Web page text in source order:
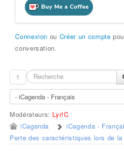
Connexion ou Créer un compte
conversation.
1
Modérateurs: Lyr!C
iCagenda
iCagenda -
Perte des caractéristiques lors de